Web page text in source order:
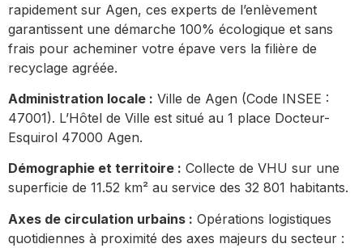
rapidement sur Agen, ces experts de l’enlèvement
garantissent une démarche 100% écologique et sans
frais pour acheminer votre épave vers la filière de
recyclage agréée.
Administration locale : Ville de Agen (Code INSEE :
47001). L’Hôtel de Ville est situé au 1 place Docteur-
Esquirol 47000 Agen.
Démographie et territoire : Collecte de VHU sur une
superficie de 11.52 km² au service des 32 801 habitants.
Axes de circulation urbains : Opérations logistiques
quotidiennes à proximité des axes majeurs du secteur :